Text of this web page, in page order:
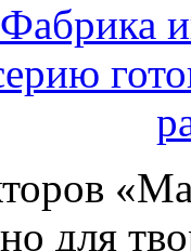
Фабрика
для